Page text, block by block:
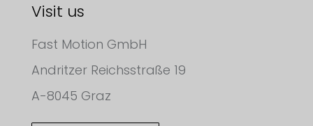
Visit us
Fast Motion GmbH
Andritzer Reichsstraße 19
A-8045 Graz